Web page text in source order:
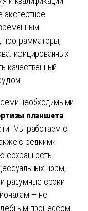
экспертное
программаторы,
качественный
необходимыми
планшета
Мы работаем с
с редкими
сохранность
норм,
разумные сроки
— не
процессом.